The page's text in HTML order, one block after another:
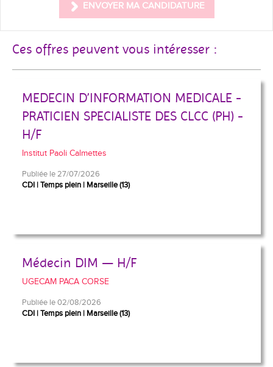
ENVOYER MA CANDIDATURE
Ces offres peuvent vous intéresser :
MEDECIN D’INFORMATION MEDICALE -
PRATICIEN SPECIALISTE DES CLCC (PH) -
H/F
Institut Paoli Calmettes
Publiée le 27/07/2026
CDI Temps plein Marseille (13)
Médecin DIM — H/F
UGECAM PACA CORSE
Publiée le 02/08/2026
CDI Temps plein Marseille (13)